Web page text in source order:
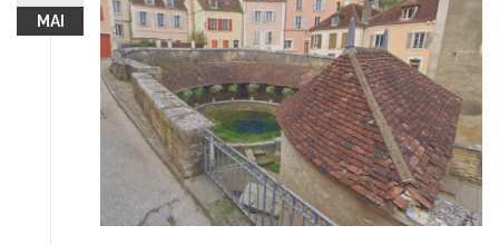
MAI